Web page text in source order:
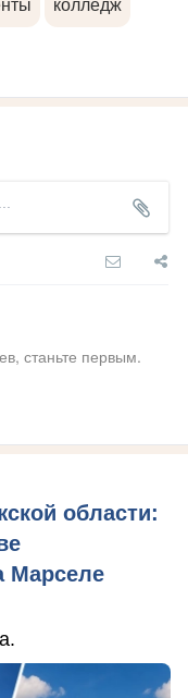
колледж
станьте первым.
области:
Марселе